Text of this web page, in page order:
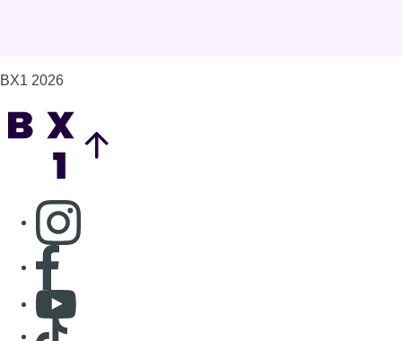
BX1 2026
Consulter page Instagram
Consulter page Facebook
Consulter Youtube
Consulter TikTok